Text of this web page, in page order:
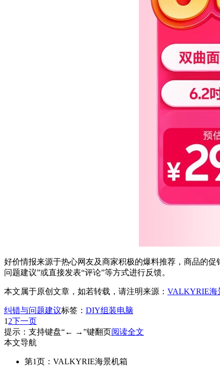
好价情报来源于热心网友及商家积极的爆料推荐，商品的
问题建议”或直接发表“评论”等方式进行反馈。
本文属于原创文章，如若转载，请注明来源： VALKYRIE海
纠错与问题建议标签： DIY组装电脑
1 2下一页
提示：支持键盘“← →”键翻页阅读全文
本文导航
第1页：VALKYRIE海景机箱